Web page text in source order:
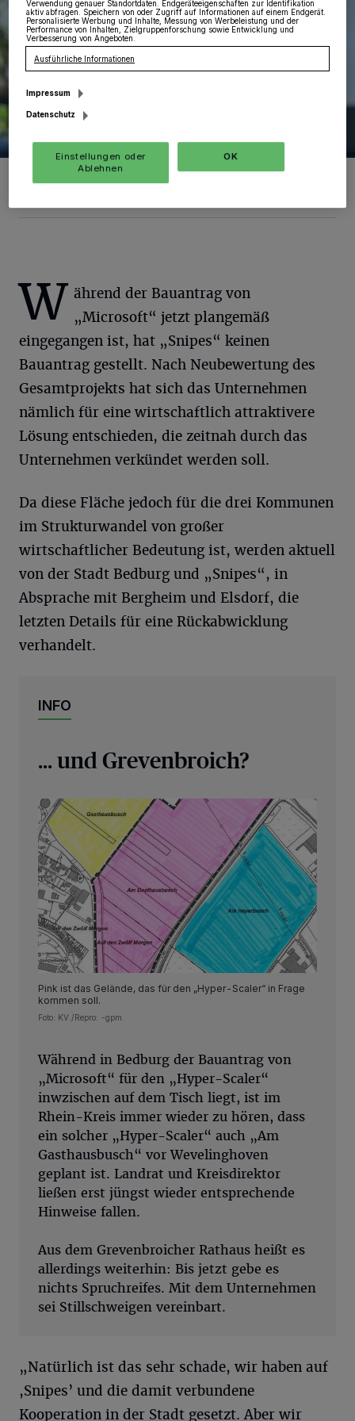
Sascha Solbach.
W ährend der Bauantrag von
„Microsoft“ jetzt plangemäß
eingegangen ist, hat „Snipes“ keinen
Bauantrag gestellt. Nach Neubewertung des
Gesamtprojekts hat sich das Unternehmen
nämlich für eine wirtschaftlich attraktivere
Lösung entschieden, die zeitnah durch das
Unternehmen verkündet werden soll.
Da diese Fläche jedoch für die drei Kommunen
im Strukturwandel von großer
wirtschaftlicher Bedeutung ist, werden aktuell
von der Stadt Bedburg und „Snipes“, in
Absprache mit Bergheim und Elsdorf, die
letzten Details für eine Rückabwicklung
verhandelt.
INFO
... und Grevenbroich?
Pink ist das Gelände, das für den „Hyper-Scaler“ in Frage
kommen soll.
Foto: KV./Repro: -gpm.
Während in Bedburg der Bauantrag von
„Microsoft“ für den „Hyper-Scaler“
inwzischen auf dem Tisch liegt, ist im
Rhein-Kreis immer wieder zu hören, dass
ein solcher „Hyper-Scaler“ auch „Am
Gasthausbusch“ vor Wevelinghoven
geplant ist. Landrat und Kreisdirektor
ließen erst jüngst wieder entsprechende
Hinweise fallen.
Aus dem Grevenbroicher Rathaus heißt es
allerdings weiterhin: Bis jetzt gebe es
nichts Spruchreifes. Mit dem Unternehmen
sei Stillschweigen vereinbart.
„Natürlich ist das sehr schade, wir haben auf
,Snipes’ und die damit verbundene
Kooperation in der Stadt gesetzt. Aber wir
Verwendung genauer Standortdaten. Endgeräteeigenschaften zur Identifikation
aktiv abfragen. Speichern von oder Zugriff auf Informationen auf einem Endgerät.
Personalisierte Werbung und Inhalte, Messung von Werbeleistung und der
Performance von Inhalten, Zielgruppenforschung sowie Entwicklung und
Verbesserung von Angeboten.
Ausführliche Informationen
Impressum
Datenschutz
Einstellungen oder
Ablehnen
OK